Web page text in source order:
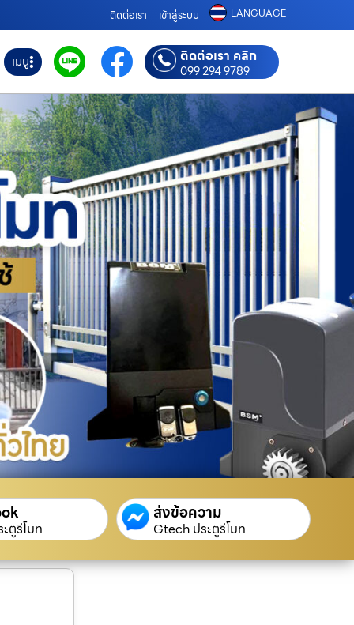
ติดต่อเรา เข้าสู่ระบบ LANGUAGE
เมนู ติดต่อเรา คลิก
099 294 9789
ตูรีโมท
ส่งข้อความ
Gtech ประตูรีโมท